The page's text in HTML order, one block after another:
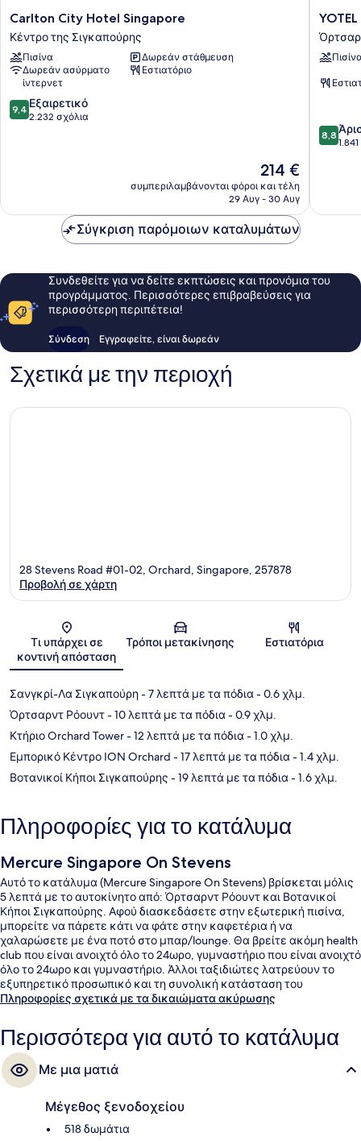
Carlton
City
Hotel
Singapore
Κέντρο
της
Σιγκαπούρης
Carlton City Hotel Singapore
Κέντρο της Σιγκαπούρης
Πισίνα
Δωρεάν στάθμευση
Δωρεάν ασύρματο
ίντερνετ
Εστιατόριο
9.4
στα
9,4 Εξαιρετικό
2.232 σχόλια
Η
τιμή
είναι
214 €
συμπεριλαμβάνονται φόροι και τέλη
29 Αυγ - 30 Αυγ
YOTEL
Orchard
Road
8.8
στα
8,8
Σύγκριση παρόμοιων καταλυμάτων
Συνδεθείτε για να δείτε εκπτώσεις και προνόμια του
προγράμματος. Περισσότερες επιβραβεύσεις για
περισσότερη περιπέτεια!
Σύνδεση Εγγραφείτε, είναι δωρεάν
Σχετικά με την περιοχή
Χάρτης
28 Stevens Road #01-02, Orchard, Singapore, 257878
Προβολή σε χάρτη
Τι υπάρχει σε
κοντινή απόσταση
Τρόποι μετακίνησης Εστιατόρια
Σανγκρί-Λα Σιγκαπούρη- 7 λεπτά με τα πόδια- 0.6 χλμ.
Όρτσαρντ Ρόουντ- 10 λεπτά με τα πόδια- 0.9 χλμ.
Κτήριο Orchard Tower- 12 λεπτά με τα πόδια- 1.0 χλμ.
Εμπορικό Κέντρο ION Orchard - 17 λεπτά με τα πόδια- 1.4 χλμ.
Βοτανικοί Κήποι Σιγκαπούρης - 19 λεπτά με τα πόδια- 1.6 χλμ.
Πληροφορίες για το κατάλυμα
Mercure Singapore On Stevens
Αυτό το κατάλυμα (Mercure Singapore On Stevens) βρίσκεται μόλις
5 λεπτά με το αυτοκίνητο από: Όρτσαρντ Ρόουντ και Βοτανικοί
Κήποι Σιγκαπούρης. Αφού διασκεδάσετε στην εξωτερική πισίνα,
μπορείτε να πάρετε κάτι να φάτε στην καφετέρια ή να
χαλαρώσετε με ένα ποτό στο μπαρ/lounge. Θα βρείτε ακόμη health
club που είναι ανοιχτό όλο το 24ωρο, γυμναστήριο που είναι ανοιχτό
όλο το 24ωρο και γυμναστήριο. Άλλοι ταξιδιώτες λατρεύουν το
εξυπηρετικό προσωπικό και τη συνολική κατάσταση του
καταλύματος. Το κατάλυμα βρίσκεται πολύ κοντά με τα πόδια από
Stevens βρίσκεται σε απόσταση 10 λεπτών.
Πληροφορίες σχετικά με τα δικαιώματα ακύρωσης
Περισσότερα για αυτό το κατάλυμα
Με μια ματιά
Μέγεθος ξενοδοχείου
518 δωμάτια